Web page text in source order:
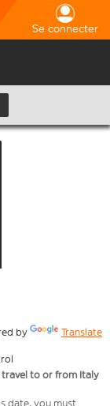
Se connecter
by Translate
to or from Italy
date, you must